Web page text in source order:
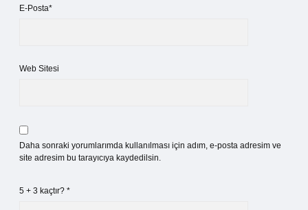
E-Posta*
Web Sitesi
Daha sonraki yorumlarımda kullanılması için adım, e-posta adresim ve
site adresim bu tarayıcıya kaydedilsin.
5 + 3 kaçtır? *